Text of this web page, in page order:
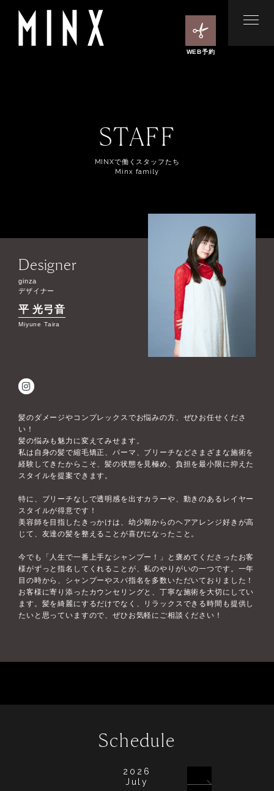
WEB予約
STAFF
MINXで働くスタッフたち
Minx family
Designer
ginza
デザイナー
平 光弓音
Miyune Taira
髪のダメージやコンプレックスでお悩みの方、ぜひお任せくださ
い！
髪の悩みも魅力に変えてみせます。
私は自身の髪で縮毛矯正、パーマ、ブリーチなどさまざまな施術を
経験してきたからこそ、髪の状態を見極め、負担を最小限に抑えた
スタイルを提案できます。
特に、ブリーチなしで透明感を出すカラーや、動きのあるレイヤー
スタイルが得意です！
美容師を目指したきっかけは、幼少期からのヘアアレンジ好きが高
じて、友達の髪を整えることが喜びになったこと。
今でも「人生で一番上手なシャンプー！」と褒めてくださったお客
様がずっと指名してくれることが、私のやりがいの一つです。一年
目の時から、シャンプーやスパ指名を多数いただいておりました！
お客様に寄り添ったカウンセリングと、丁寧な施術を大切にしてい
ます。髪を綺麗にするだけでなく、リラックスできる時間も提供し
たいと思っていますので、ぜひお気軽にご相談ください！
Schedule
2026
July